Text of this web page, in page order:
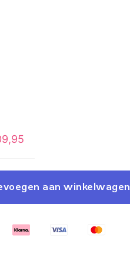
aan winkelwagen